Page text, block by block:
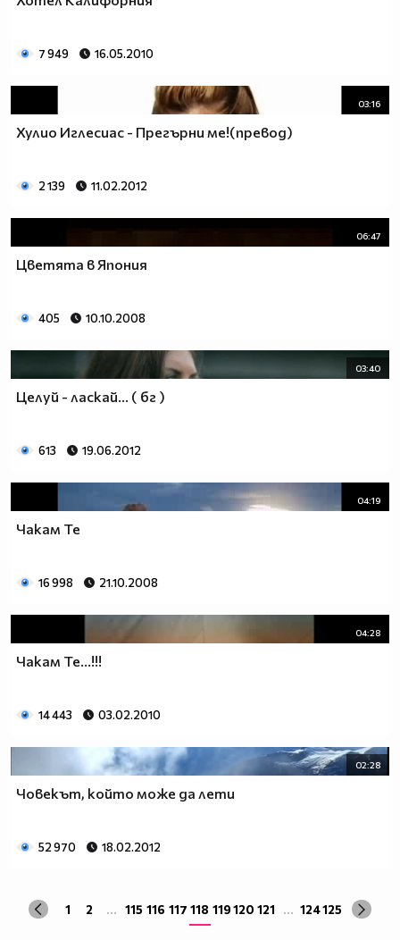
7 949 16.05.2010
03:16
Хулио Иглесиас - Прегърни ме!(превод)
2 139 11.02.2012
06:47
Цветята в Япония
405 10.10.2008
03:40
Целуй - ласкай... ( бг )
613 19.06.2012
04:19
Чакам Те
16 998 21.10.2008
04:28
Чакам Те...!!!
14 443 03.02.2010
02:28
Човекът, който може да лети
52 970 18.02.2012
1 2 ... 115 116 117 118 119120 121 ... 124125